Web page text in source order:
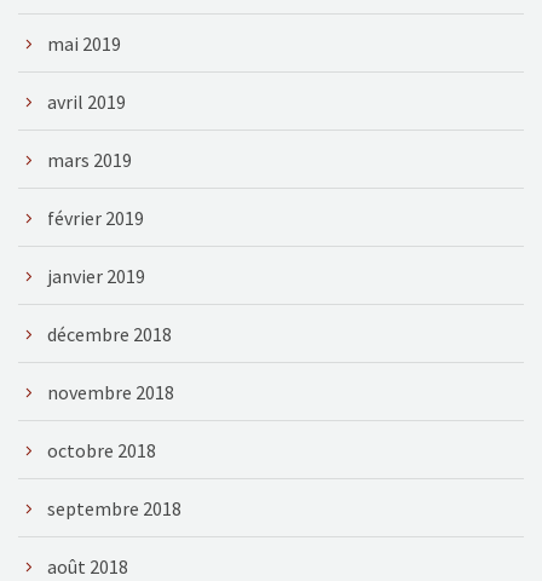
mai 2019
avril 2019
mars 2019
février 2019
janvier 2019
décembre 2018
novembre 2018
octobre 2018
septembre 2018
août 2018